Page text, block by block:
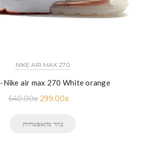
NIKE AIR MAX 270
נעלי נייק-Nike air max 270 White orange
640.00₪ 299.00₪
בחר מהאפשרויות